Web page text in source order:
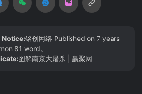
铭创网络 Published on 7 years
81 word。
图解南京大屠杀 | 赢聚网